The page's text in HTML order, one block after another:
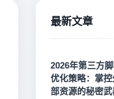
最新文章
2026年第三方
优化策略：掌控
部资源的秘密武